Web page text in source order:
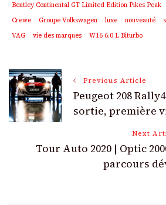
Bentley Continental GT Limited Edition Pikes Peak
Crewe
Groupe Volkswagen luxe nouveauté
VAG
vie des marques W16 6.0 L Biturbo
Post
Navigation
Previous Article
Peugeot 208
sortie, première
Next
Tour Auto 2020 | Optic
parcours